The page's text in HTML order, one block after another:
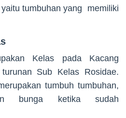
tumbuhan yang memiliki
Kelas pada Kacang
Sub Kelas Rosidae.
tumbuh tumbuhan,
bunga ketika sudah